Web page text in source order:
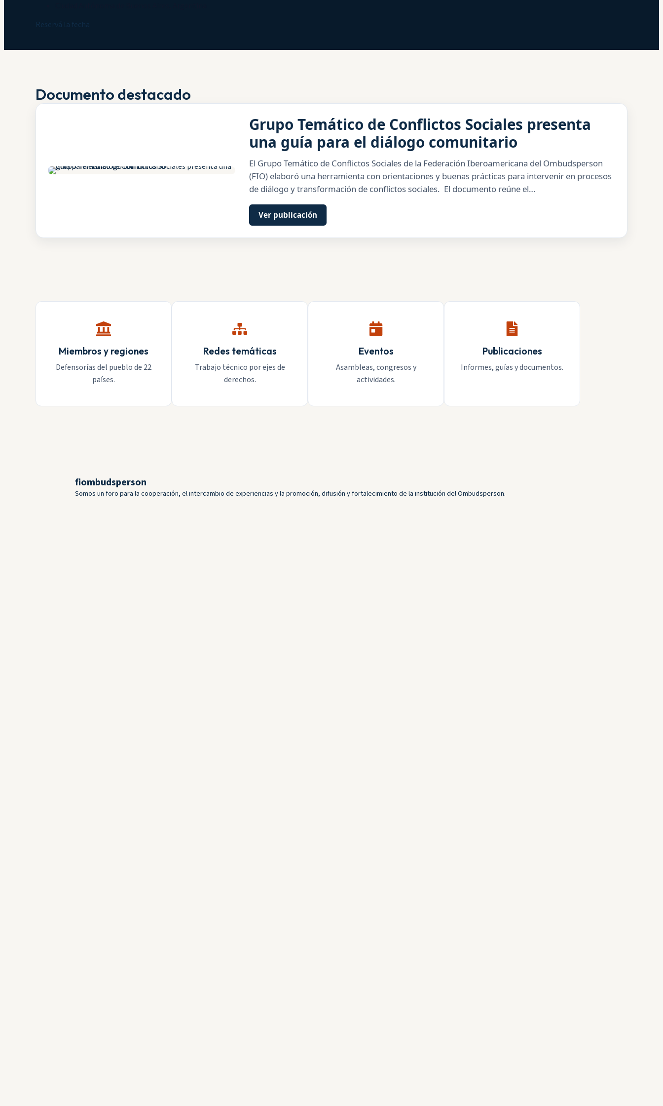
Reservá la fecha
Documento destacado
Grupo Temático de Conflictos Sociales presenta
una guía para el diálogo comunitario
El Grupo Temático de Conflictos Sociales de la Federación Iberoamericana del Ombudsperson
(FIO) elaboró una herramienta con orientaciones y buenas prácticas para intervenir en procesos
de diálogo y transformación de conflictos sociales. El documento reúne el…
Ver publicación
Miembros y regiones
Defensorías del pueblo de 22
países.
Redes temáticas
Trabajo técnico por ejes de
derechos.
Eventos
Asambleas, congresos y
actividades.
Publicaciones
Informes, guías y documentos.
fiombudsperson
Somos un foro para la cooperación, el intercambio de experiencias y la promoción, difusión y fortalecimiento de la institución del Ombudsperson.